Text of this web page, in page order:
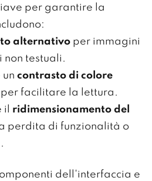
per garantire la
alternativo per immagini
non testuali.
un contrasto di colore
facilitare la lettura.
il ridimensionamento del
perdita di funzionalità o
dell'interfaccia e